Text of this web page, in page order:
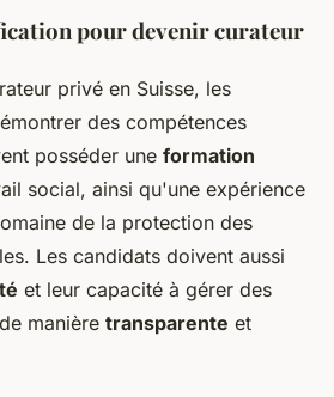
pour devenir curateur
privé en Suisse, les
des compétences
posséder une formation
social, ainsi qu'une expérience
de la protection des
Les candidats doivent aussi
et leur capacité à gérer des
manière transparente et